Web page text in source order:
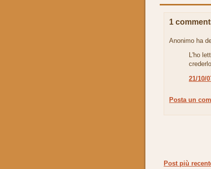
1
Anonimo ha
L'ho
21/10/
Posta un
Post più